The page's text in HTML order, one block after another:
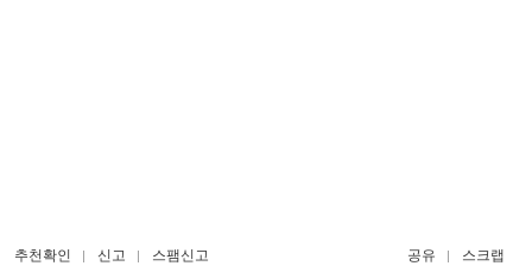
추천확인 신고 스팸신고 공유 스크랩